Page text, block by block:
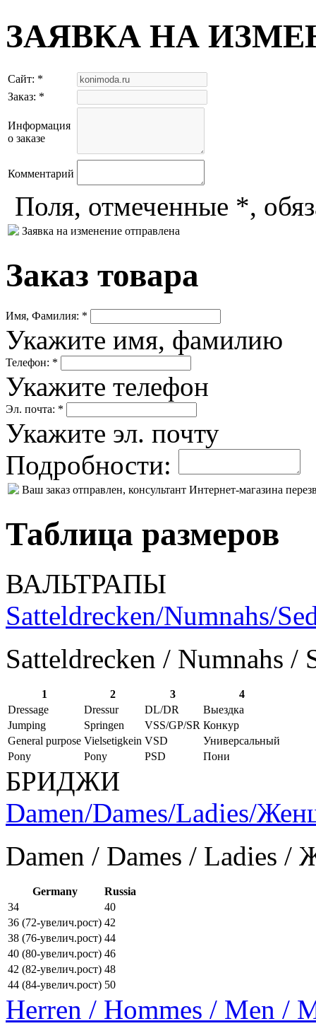
ЗАЯВКА НА
Сайт: *
Заказ: *
Информация
о заказе
Комментарий
Поля, отмеченные *,
Заявка на изменение отправлена
Заказ товара
Имя, Фамилия: *
Укажите имя, фамилию
Телефон: *
Укажите телефон
Эл. почта: *
Укажите эл. почту
Подробности:
Ваш заказ отправлен, консультант Интернет-магазина
Таблица размеров
ВАЛЬТРАПЫ
Satteldrecken/Numnahs/
Satteldrecken / Numnahs /
1 2 3
4
Dressage
Dressur DL/DR
Выездка
Jumping
Springen VSS/GP/SR Конкур
General purpose Vielsetigkein VSD
Универсальный
Pony
Pony PSD Пони
БРИДЖИ
Damen/Dames/Ladies/
Damen / Dames / Ladies
Germany
Russia
34
40
36 (72-увелич.рост) 42
38 (76-увелич.рост) 44
40 (80-увелич.рост) 46
42 (82-увелич.рост) 48
44 (84-увелич.рост) 50
Herren / Hommes / Men /